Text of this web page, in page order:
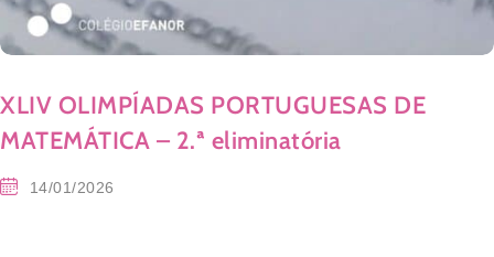
XLIV OLIMPÍADAS PORTUGUESAS DE
MATEMÁTICA – 2.ª eliminatória
14/01/2026